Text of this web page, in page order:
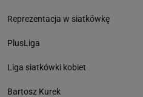
Reprezentacja w siatkówkę
PlusLiga
Liga siatkówki kobiet
Bartosz Kurek